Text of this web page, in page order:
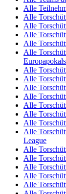
Alle
Alle
Alle
Alle
Alle
Alle
Alle
Alle
Alle
Alle
Alle
Alle
Alle
Alle
League
Alle
Alle
Alle
Alle
Alle